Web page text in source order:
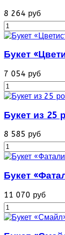
8 264 руб
Букет
7 054 руб
Букет из 25
8 585 руб
Букет
11 070 руб